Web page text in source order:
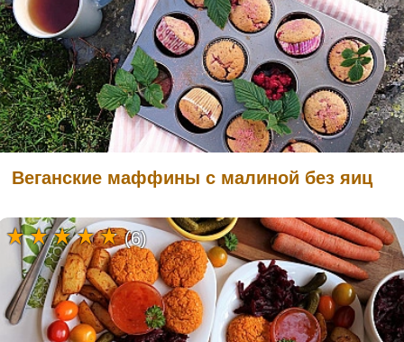
Веганские маффины с малиной без яиц
(6)